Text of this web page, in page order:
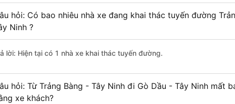
hỏi: Có bao nhiêu nhà xe đang khai thác tuyến đường
Ninh ?
lời: Hiện tại có 1 nhà xe khai thác tuyến đường.
hỏi: Từ Trảng Bàng - Tây Ninh đi Gò Dầu - Tây Ninh mất
xe khách?